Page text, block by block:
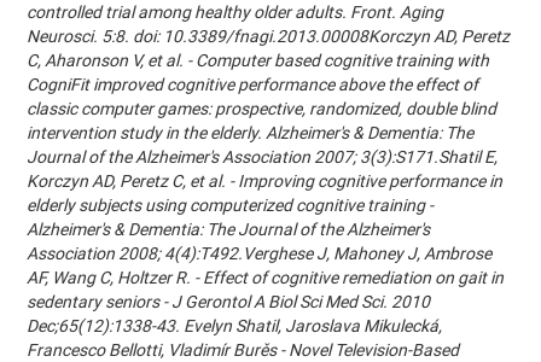
controlled trial among healthy older adults. Front. Aging
Neurosci. 5:8. doi: 10.3389/fnagi.2013.00008Korczyn AD, Peretz
C, Aharonson V, et al. - Computer based cognitive training with
CogniFit improved cognitive performance above the effect of
classic computer games: prospective, randomized, double blind
intervention study in the elderly. Alzheimer's & Dementia: The
Journal of the Alzheimer's Association 2007; 3(3):S171.Shatil E,
Korczyn AD, Peretz C, et al. - Improving cognitive performance in
elderly subjects using computerized cognitive training -
Alzheimer's & Dementia: The Journal of the Alzheimer's
Association 2008; 4(4):T492.Verghese J, Mahoney J, Ambrose
AF, Wang C, Holtzer R. - Effect of cognitive remediation on gait in
sedentary seniors - J Gerontol A Biol Sci Med Sci. 2010
Dec;65(12):1338-43. Evelyn Shatil, Jaroslava Mikulecká,
Francesco Bellotti, Vladimír Burěs - Novel Television-Based